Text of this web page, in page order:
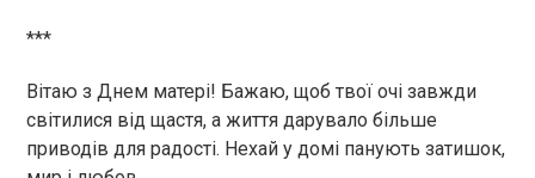
***
Вітаю з Днем матері! Бажаю, щоб твої очі завжди
світилися від щастя, а життя дарувало більше
приводів для радості. Нехай у домі панують затишок,